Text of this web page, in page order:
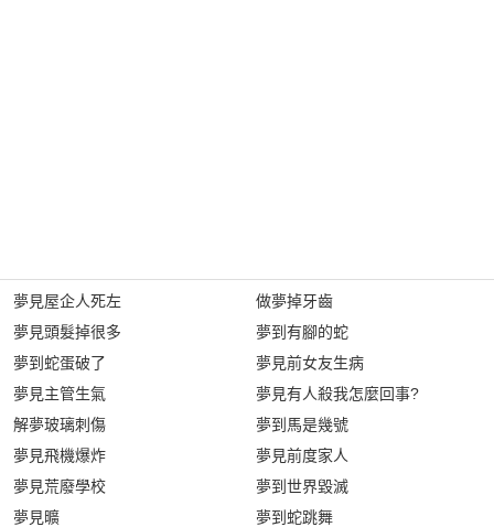
夢見屋企人死左
夢見頭髮掉很多
夢到蛇蛋破了
夢見主管生氣
解夢玻璃刺傷
夢見飛機爆炸
夢見荒廢學校
夢見曠
做夢掉牙齒
夢到有腳的蛇
夢見前女友生病
夢見有人殺我怎麼回事?
夢到馬是幾號
夢見前度家人
夢到世界毀滅
夢到蛇跳舞